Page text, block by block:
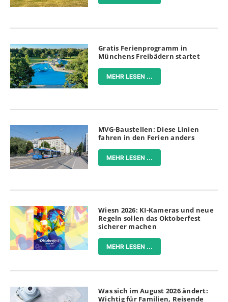
Gratis Ferienprogramm in
Münchens Freibädern startet
MEHR LESEN ...
MVG-Baustellen: Diese Linien
fahren in den Ferien anders
MEHR LESEN ...
Wiesn 2026: KI-Kameras und neue
Regeln sollen das Oktoberfest
sicherer machen
MEHR LESEN ...
Was sich im August 2026 ändert:
Wichtig für Familien, Reisende